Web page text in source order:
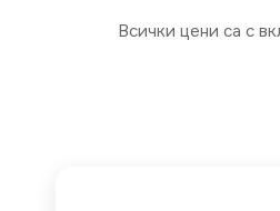
Всички цени са с